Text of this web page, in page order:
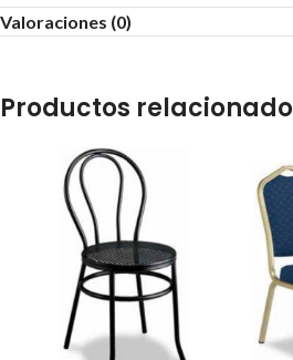
Valoraciones (0)
Productos